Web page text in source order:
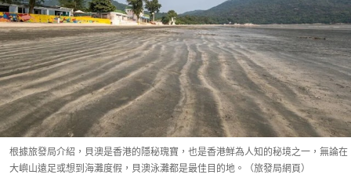
根據旅發局介紹，貝澳是香港的隱秘瑰寶，也是香港鮮為人知的秘境之一，無論在
大嶼山遠足或想到海灘度假，貝澳泳灘都是最佳目的地。（旅發局網頁）